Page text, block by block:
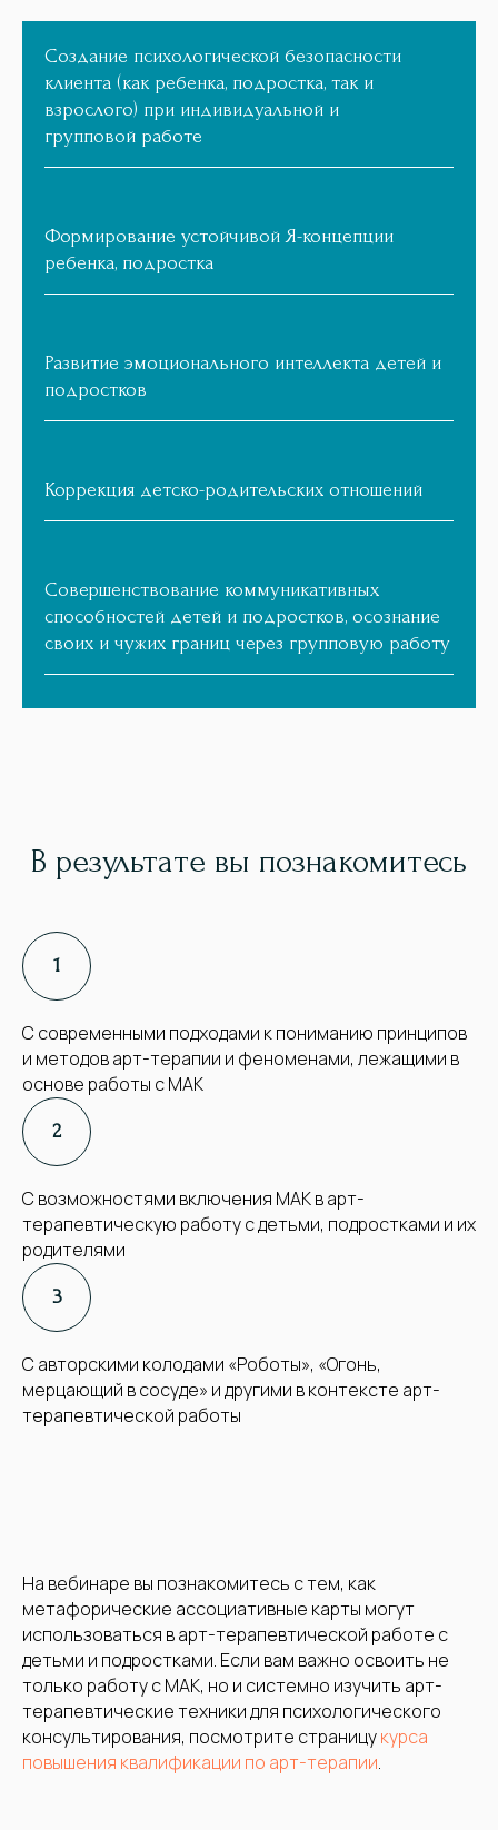
Создание психологической безопасности
клиента (как ребенка, подростка, так и
взрослого) при индивидуальной и
групповой работе
Формирование устойчивой Я-концепции
ребенка, подростка
Развитие эмоционального интеллекта детей и
подростков
Коррекция детско-родительских отношений
Совершенствование коммуникативных
способностей детей и подростков, осознание
своих и чужих границ через групповую работу
В результате вы познакомитесь
С современными подходами к пониманию принципов
и методов арт-терапии и феноменами, лежащими в
основе работы с МАК
С возможностями включения МАК в арт-
терапевтическую работу с детьми, подростками и их
родителями
С авторскими колодами «Роботы», «Огонь,
мерцающий в сосуде» и другими в контексте арт-
терапевтической работы
На вебинаре вы познакомитесь с тем, как
метафорические ассоциативные карты могут
использоваться в арт-терапевтической работе с
детьми и подростками. Если вам важно освоить не
только работу с МАК, но и системно изучить арт-
терапевтические техники для психологического
консультирования, посмотрите страницукурса
повышения квалификации по арт-терапии.